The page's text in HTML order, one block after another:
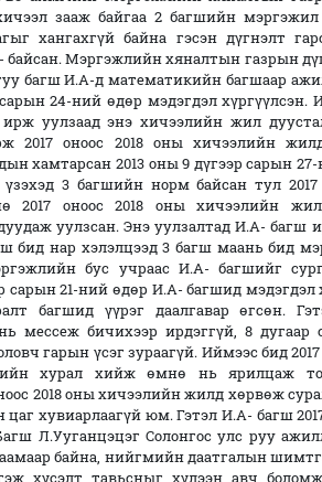
зааж байгаа 2 багшийн
хангахгүй байна гэсэн дүгнэлт
байсан. Мэргэжлийн хяналтын газрын
багш И.А-д математикийн багшаар
24-ний өдөр мэдэгдэл хүргүүлсэн.
уулзаад энэ хичээлийн жил
2017 оноос 2018 оны хичээлийн
хамтарсан 2013 оны 9 дүгээр сарын
3 багшийн норм байсан тул
2017 оноос 2018 оны хичээлийн
уулзсан. Энэ уулзалтад И.А- багш
бид нар хэлэлцээд 3 багш маань бид
бус учраас И.А- багшийг
сарын 21-ний өдөр И.А- багшид мэдэгдэл
багшид үүрэг даалгавар өгсөн.
мессеж бичихээр ирдэггүй, 8 дугаар
гарын үсэг зураагүй. Иймээс бид
хурал хийж өмнө нь ярилцаж
2018 оны хичээлийн жилд хөрвөж
хувиарлаагүй юм. Гэтэл И.А- багш
Л.Ууганцэцэг Солонгос улс руу
байна, нийгмийн даатгалын
хүсэлт тавьсныг хүлээн авч